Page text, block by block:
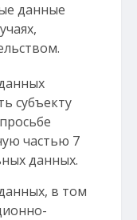
данные
субъекту
частью 7
данных.
в том